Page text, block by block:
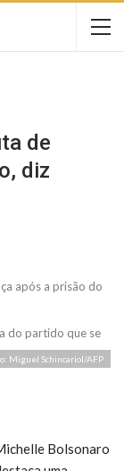
de
diz
do partido que se
Miguel Schincariol/AFP
Bolsonaro